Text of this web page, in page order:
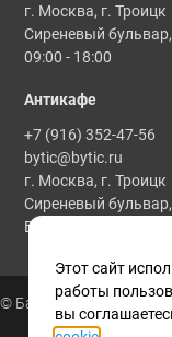
г. Москва, г. Троицк
Сиреневый бульвар,
09:00 - 18:00
Антикафе
+7 (916) 352-47-56
bytic@bytic.ru
г. Москва, г. Троицк
Сиреневый бульвар,
Все мероприятия
© Байтик, 1986 - 2025
Этот сайт
работы
вы